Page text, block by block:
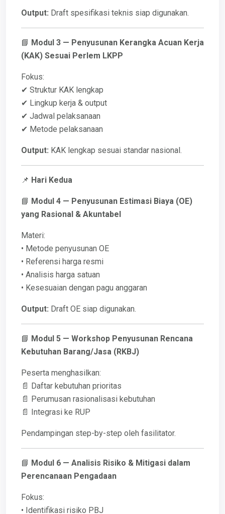
Output: Draft spesifikasi teknis siap digunakan.
📘 Modul 3 — Penyusunan Kerangka Acuan Kerja
(KAK) Sesuai Perlem LKPP
Fokus:
✔ Struktur KAK lengkap
✔ Lingkup kerja & output
✔ Jadwal pelaksanaan
✔ Metode pelaksanaan
Output: KAK lengkap sesuai standar nasional.
📌 Hari Kedua
📘 Modul 4 — Penyusunan Estimasi Biaya (OE)
yang Rasional & Akuntabel
Materi:
• Metode penyusunan OE
• Referensi harga resmi
• Analisis harga satuan
• Kesesuaian dengan pagu anggaran
Output: Draft OE siap digunakan.
📘 Modul 5 — Workshop Penyusunan Rencana
Kebutuhan Barang/Jasa (RKBJ)
Peserta menghasilkan:
📄 Daftar kebutuhan prioritas
📄 Perumusan rasionalisasi kebutuhan
📄 Integrasi ke RUP
Pendampingan step-by-step oleh fasilitator.
📘 Modul 6 — Analisis Risiko & Mitigasi dalam
Perencanaan Pengadaan
Fokus:
• Identifikasi risiko PBJ